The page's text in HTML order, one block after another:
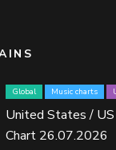
Global Music charts
United States /
Chart 26.07.2026